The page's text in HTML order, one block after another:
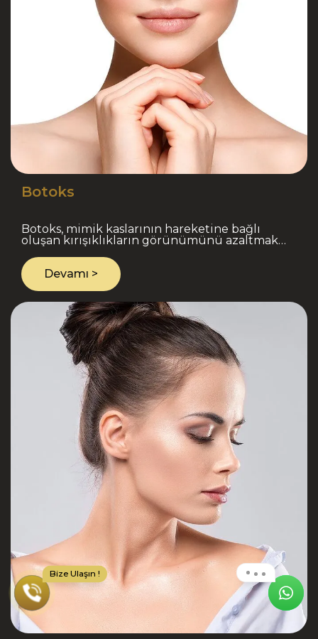
Botoks
Botoks, mimik kaslarının hareketine bağlı
oluşan kırışıklıkların görünümünü azaltmak
Alın, kaş arası ve ..
Devamı >
Bize Ulaşın !